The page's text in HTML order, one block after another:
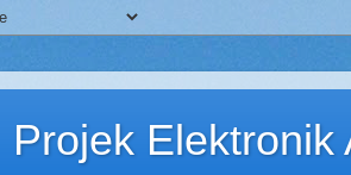
Projek Elektronik